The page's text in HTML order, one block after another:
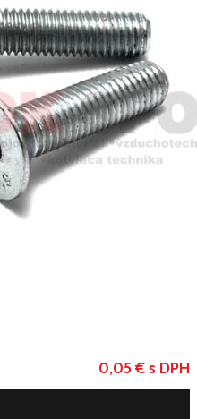
0,05 € s DPH